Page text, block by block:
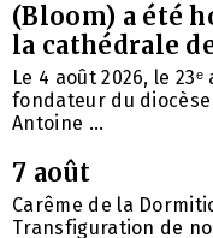
(Bloom) a été
la cathédrale
Le 4 août 2026, le
fondateur du
Antoine ...
7 août
Carême de la
Transfiguration de